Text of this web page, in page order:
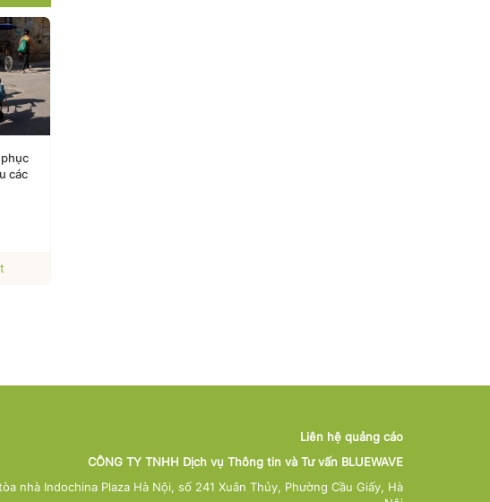
các
Liên hệ quảng cáo
CÔNG TY TNHH Dịch vụ Thông tin và Tư vấn BLUEWAVE
nhà Indochina Plaza Hà Nội, số 241 Xuân Thủy, Phường Cầu Giấy, Hà